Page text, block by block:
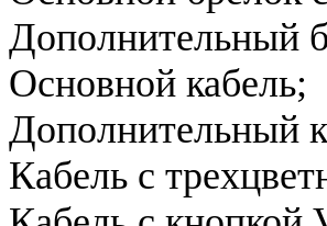
Дополнительный
Основной кабель;
Дополнительный
Кабель с